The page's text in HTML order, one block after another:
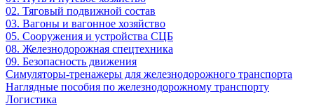
02. Тяговый подвижной состав
03. Вагоны и вагонное хозяйство
05. Сооружения и устройства СЦБ
08. Железнодорожная спецтехника
09. Безопасность движения
Симуляторы-тренажеры для железнодорожного транспорта
Наглядные пособия по железнодорожному транспорту
Логистика